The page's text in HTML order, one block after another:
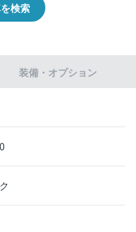
検索
装備・オプション